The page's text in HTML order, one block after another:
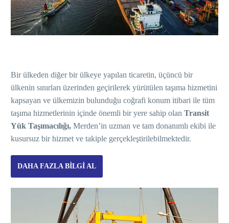
Bir ülkeden diğer bir ülkeye yapılan ticaretin, üçüncü bir
ülkenin sınırları üzerinden geçirilerek yürütülen taşıma hizmetini
kapsayan ve ülkemizin bulunduğu coğrafi konum itibari ile tüm
taşıma hizmetlerinin içinde önemli bir yere sahip olan Transit
Yük Taşımacılığı, Merden’in uzman ve tam donanımlı ekibi ile
kusursuz bir hizmet ve takiple gerçekleştirilebilmektedir.
DAHA FAZLA BILGI AL